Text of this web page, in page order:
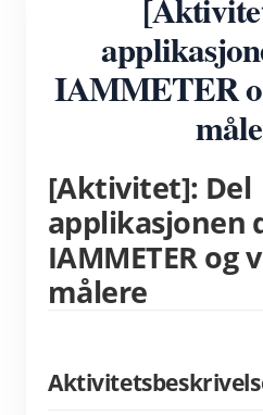
Trefase Wi-Fi
Trefase Wi-Fi
Trefase Wi-Fi
WiFi Power Controller
IAMMETER Cloud Pro
Selvbetjent tjeneste
EV lader
IAMMETER Simulator
System for
IAMMETER
[Aktivitet]: Del
applikasjonen
IAMMETER og
målere